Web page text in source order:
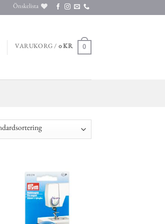
Önskelista
VARUKORG / 0KR 0
Lägg till
önskelistan